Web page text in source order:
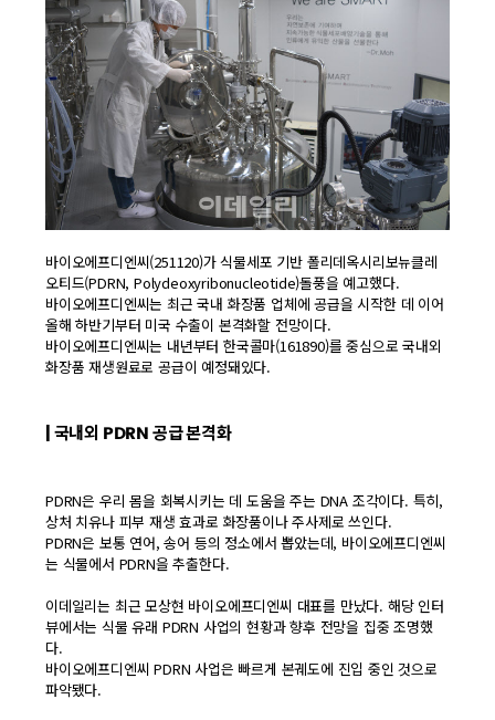
바이오에프디엔씨(251120)가 식물세포 기반 폴리데옥시리보뉴클레
오티드(PDRN, Polydeoxyribonucleotide)돌풍을 예고했다.
바이오에프디엔씨는 최근 국내 화장품 업체에 공급을 시작한 데 이어
올해 하반기부터 미국 수출이 본격화할 전망이다.
바이오에프디엔씨는 내년부터 한국콜마(161890)를 중심으로 국내외
화장품 재생원료로 공급이 예정돼있다.
| 국내외 PDRN 공급 본격화
PDRN은 우리 몸을 회복시키는 데 도움을 주는 DNA 조각이다. 특히,
상처 치유나 피부 재생 효과로 화장품이나 주사제로 쓰인다.
PDRN은 보통 연어, 송어 등의 정소에서 뽑았는데, 바이오에프디엔씨
는 식물에서 PDRN을 추출한다.
이데일리는 최근 모상현 바이오에프디엔씨 대표를 만났다. 해당 인터
뷰에서는 식물 유래 PDRN 사업의 현황과 향후 전망을 집중 조명했
다.
바이오에프디엔씨 PDRN 사업은 빠르게 본궤도에 진입 중인 것으로
파악됐다.